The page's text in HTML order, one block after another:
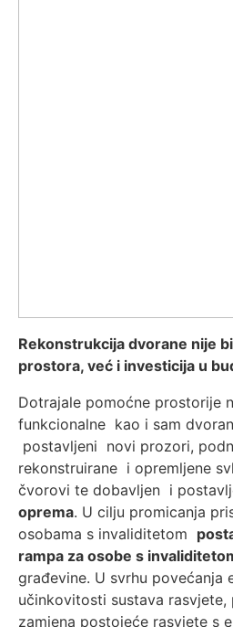
Rekonstrukcija dvorane nije
prostora, već i investicija u
Dotrajale pomoćne prostorije
funkcionalne kao i sam
postavljeni novi prozori,
rekonstruirane i opremljene
čvorovi te dobavljen i
oprema. U cilju promicanja
osobama s invaliditetom
rampa za osobe s
građevine. U svrhu povećanja
učinkovitosti sustava rasvjete,
zamjena postojeće rasvjete s